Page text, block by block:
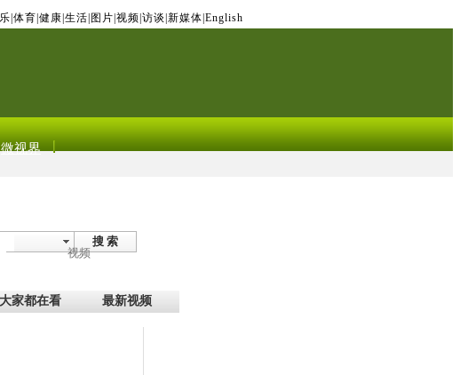
体育 健康 生活 图片 视频 访谈 新媒体 English
微视界
搜 索
视频
大家都在看 最新视频